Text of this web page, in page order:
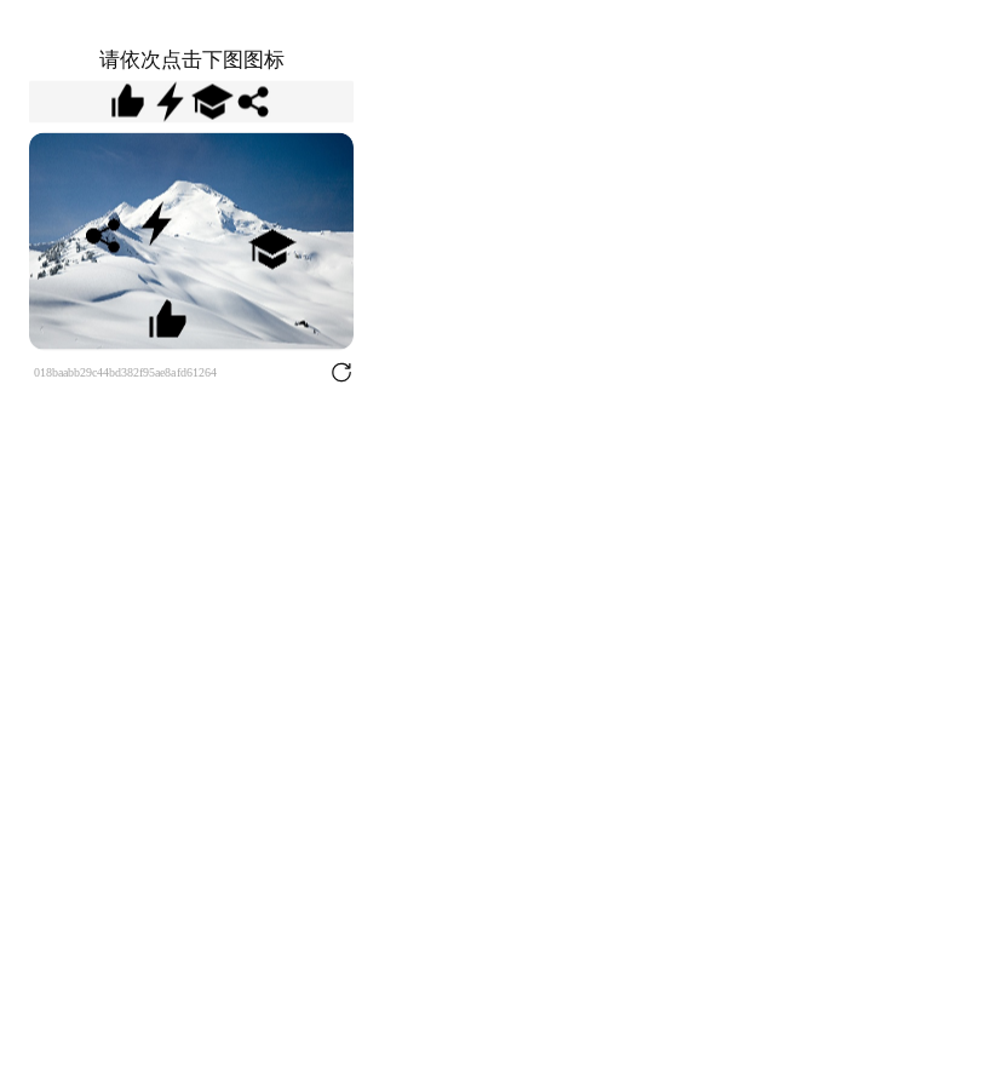
请依次点击下图图标
018baabb29c44bd382f95ae8afd61264